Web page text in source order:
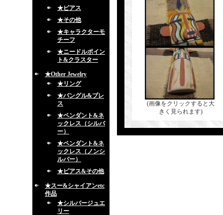
★ピアス
★その他
★キャラクターモ
チーフ
★ニードルポイン
ト&クラスター
★Other Jewelry
★リング
★バングル&ブレ
ス
★ペンダント&ネ
ックレス（シルバ
ー）
★ペンダント&ネ
ックレス（ノンシ
ルバー）
★ピアス&その他
★スー&シャイアンetc
作品
★シルバージュエ
リー
(画像をクリックすると大
きく見られます)